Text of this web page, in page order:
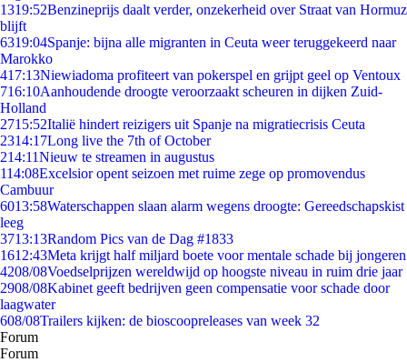
1319:52Benzineprijs daalt verder, onzekerheid over Straat van Hormuz
blijft
6319:04Spanje: bijna alle migranten in Ceuta weer teruggekeerd naar
Marokko
417:13Niewiadoma profiteert van pokerspel en grijpt geel op Ventoux
716:10Aanhoudende droogte veroorzaakt scheuren in dijken Zuid-
Holland
2715:52Italië hindert reizigers uit Spanje na migratiecrisis Ceuta
2314:17Long live the 7th of October
214:11Nieuw te streamen in augustus
114:08Excelsior opent seizoen met ruime zege op promovendus
Cambuur
6013:58Waterschappen slaan alarm wegens droogte: Gereedschapskist
leeg
3713:13Random Pics van de Dag #1833
1612:43Meta krijgt half miljard boete voor mentale schade bij jongeren
4208/08Voedselprijzen wereldwijd op hoogste niveau in ruim drie jaar
2908/08Kabinet geeft bedrijven geen compensatie voor schade door
laagwater
608/08Trailers kijken: de bioscoopreleases van week 32
Forum
Forum